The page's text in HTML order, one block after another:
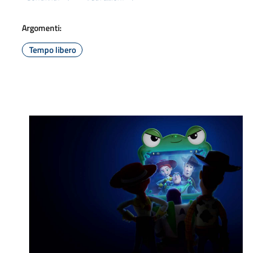
Argomenti:
Tempo libero